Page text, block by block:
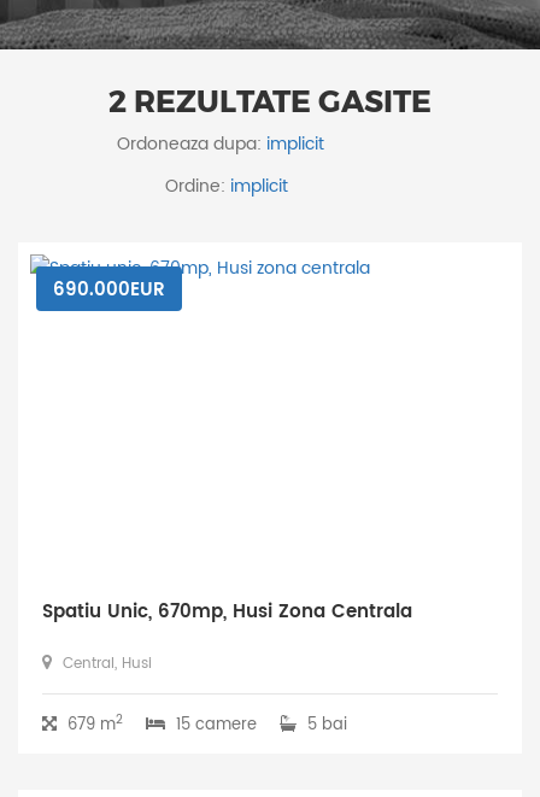
2 REZULTATE GASITE
Ordoneaza dupa:
Ordine:
Spatiu Unic, 670mp, Husi Zona Centrala
Central, Husi
690.000EUR
679 m2 15 camere 5 bai